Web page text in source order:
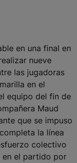
en una final en
nueve
las jugadoras
en el
equipo del fin de
Maud
que se impuso
completa la línea
colectivo
en el partido por